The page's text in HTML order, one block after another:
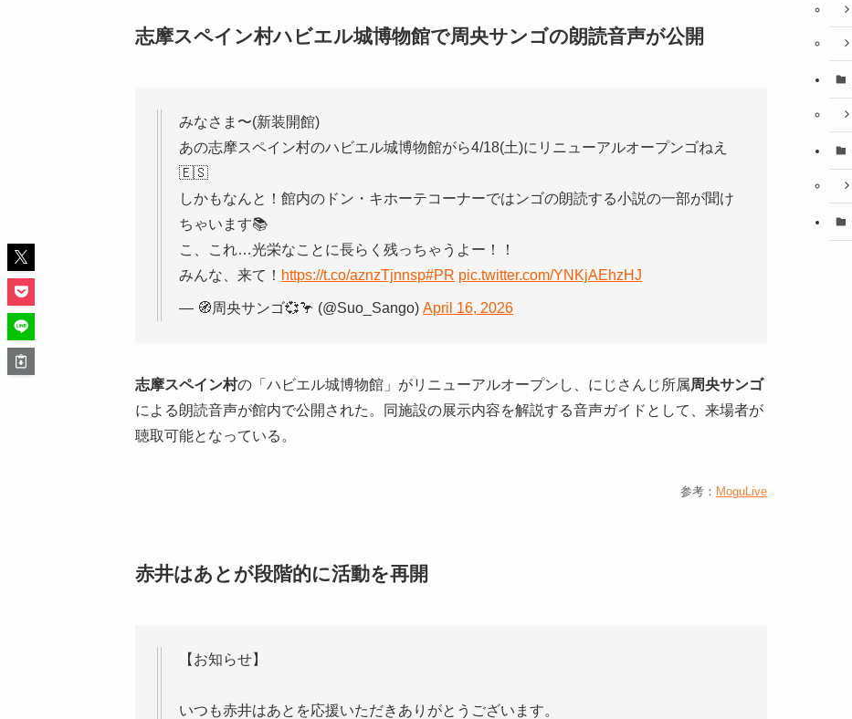
志摩スペイン村ハビエル城博物館で周央サンゴの朗読音声が公開
みなさま〜(新装開館)
あの志摩スペイン村のハビエル城博物館がら4/18(土)にリニューアルオープンゴねえ
🇪🇸
しかもなんと！館内のドン・キホーテコーナーではンゴの朗読する小説の一部が聞け
ちゃいます📚
こ、これ…光栄なことに長らく残っちゃうよー！！
みんな、来て！ https://t.co/aznzTjnnsp#PR pic.twitter.com/YNKjAEhzHJ
— 🧭周央サンゴ💞🦩 (@Suo_Sango) April 16, 2026
志摩スペイン村の「ハビエル城博物館」がリニューアルオープンし、にじさんじ所属周央サンゴ
による朗読音声が館内で公開された。同施設の展示内容を解説する音声ガイドとして、来場者が
聴取可能となっている。
参考： MoguLive
赤井はあとが段階的に活動を再開
【お知らせ】
いつも赤井はあとを応援いただきありがとうございます。